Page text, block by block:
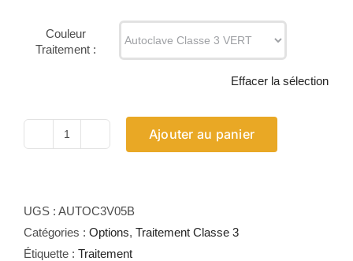
Couleur
Traitement :
Effacer la sélection
Autoclave
Classe
3
Ajouter au panier
UGS : AUTOC3V05B
Catégories : Options, Traitement Classe 3
Étiquette : Traitement